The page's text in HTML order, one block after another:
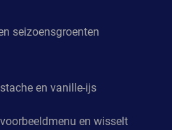
seizoensgroenten
en vanille-ijs
en wisselt